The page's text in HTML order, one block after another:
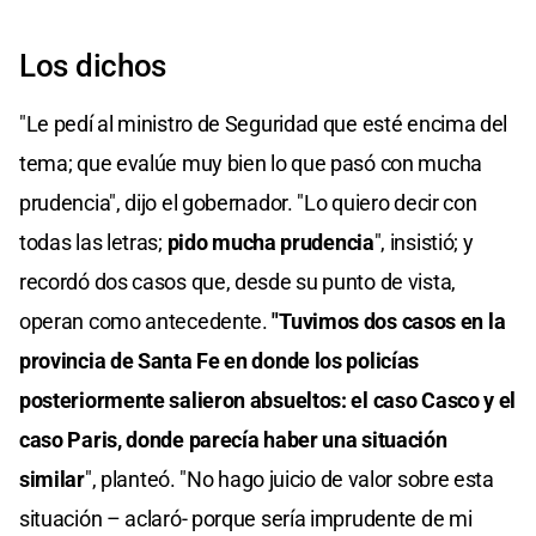
Los dichos
"Le pedí al ministro de Seguridad que esté encima del
tema; que evalúe muy bien lo que pasó con mucha
prudencia", dijo el gobernador. "Lo quiero decir con
todas las letras; pido mucha prudencia", insistió; y
recordó dos casos que, desde su punto de vista,
operan como antecedente."Tuvimos dos casos en la
provincia de Santa Fe en donde los policías
posteriormente salieron absueltos: el caso Casco y el
caso Paris, donde parecía haber una situación
similar", planteó. "No hago juicio de valor sobre esta
situación – aclaró- porque sería imprudente de mi